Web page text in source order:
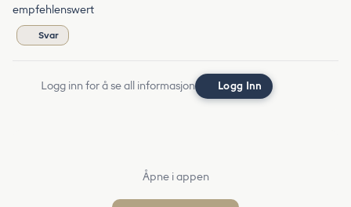
empfehlenswert
Svar
Logg inn for å se all informasjon Logg Inn
Åpne i appen